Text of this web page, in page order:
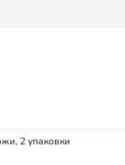
2 упаковки